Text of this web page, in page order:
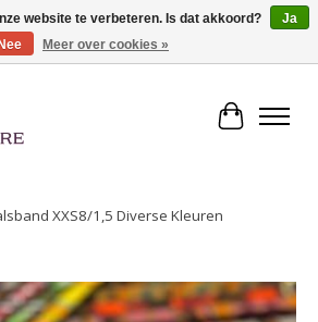
en meer!
XXS8/1,5 Diverse Kleuren
slideshow Items
website te verbeteren. Is dat akkoord?
Ja
Nee
Meer over cookies »